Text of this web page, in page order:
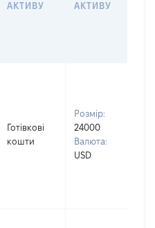
АКТИВУ
АКТИВУ
Готівкові
кошти
Розмір:
24000
Валюта:
USD